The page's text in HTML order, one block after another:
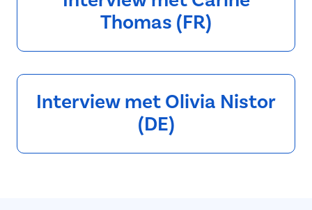
Thomas (FR)
Interview met Olivia Nistor
(DE)